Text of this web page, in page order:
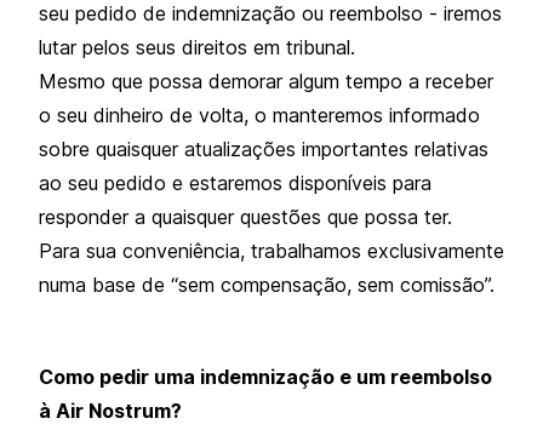
seu pedido de indemnização ou reembolso - iremos
lutar pelos seus direitos em tribunal.
Mesmo que possa demorar algum tempo a receber
o seu dinheiro de volta, o manteremos informado
sobre quaisquer atualizações importantes relativas
ao seu pedido e estaremos disponíveis para
responder a quaisquer questões que possa ter.
Para sua conveniência, trabalhamos exclusivamente
numa base de “sem compensação, sem comissão”.
Como pedir uma indemnização e um reembolso
à Air Nostrum?